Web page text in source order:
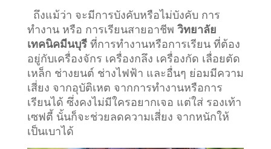
ถึงแม้ว่า จะมีการบังคับหรือไม่บังคับ การ
ทำงาน หรือ การเรียนสายอาชีพ วิทยาลัย
เทคนิคมีนบุรีที่การทำงานหรือการเรียน ที่ต้อง
อยู่กับเครื่องจักร เครื่องกลึง เครื่องกัด เลื่อยตัด
เหล็ก ช่างยนต์ ช่างไฟฟ้า และอื่นๆ ย่อมมีความ
เสี่ยง จากอุบัติเหต จากการทำงานหรือการ
เรียนได้ ซึ่งคงไม่มีใครอยากเจอ แต่ใส่ รองเท้า
เซฟตี้ นั้นก็จะช่วยลดความเสี่ยง จากหนักให้
เป็นเบาได้